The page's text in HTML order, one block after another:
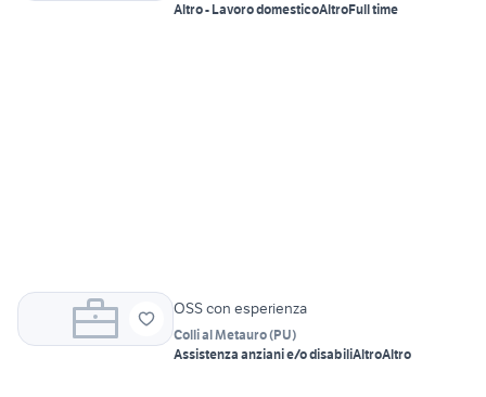
Altro - Lavoro domesticoAltroFull time
OSS con esperienza
Colli al Metauro(PU)
Assistenza anziani e/o disabiliAltroAltro